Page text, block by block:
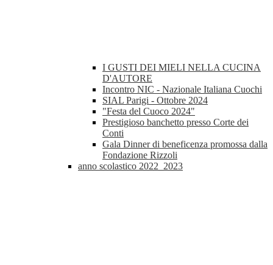
I GUSTI DEI MIELI NELLA CUCINA
D'AUTORE
Incontro NIC - Nazionale Italiana Cuochi
SIAL Parigi - Ottobre 2024
"Festa del Cuoco 2024"
Prestigioso banchetto presso Corte dei
Conti
Gala Dinner di beneficenza promossa dalla
Fondazione Rizzoli
anno scolastico 2022_2023